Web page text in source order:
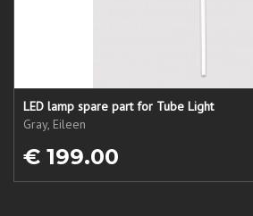
LED lamp spare part for Tube Light
Gray, Eileen
€ 199.00